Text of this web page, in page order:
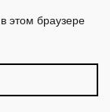
этом браузере